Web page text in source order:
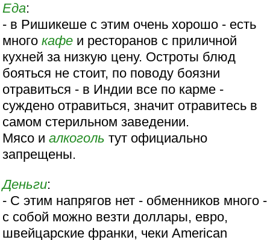
Еда:
- в Ришикеше с этим очень хорошо - есть
многокафе и ресторанов с приличной
кухней за низкую цену. Остроты блюд
бояться не стоит, по поводу боязни
отравиться - в Индии все по карме -
суждено отравиться, значит отравитесь в
самом стерильном заведении.
Мясо иалкоголь тут официально
запрещены.
Деньги:
- С этим напрягов нет - обменников много -
с собой можно везти доллары, евро,
швейцарские франки, чеки American